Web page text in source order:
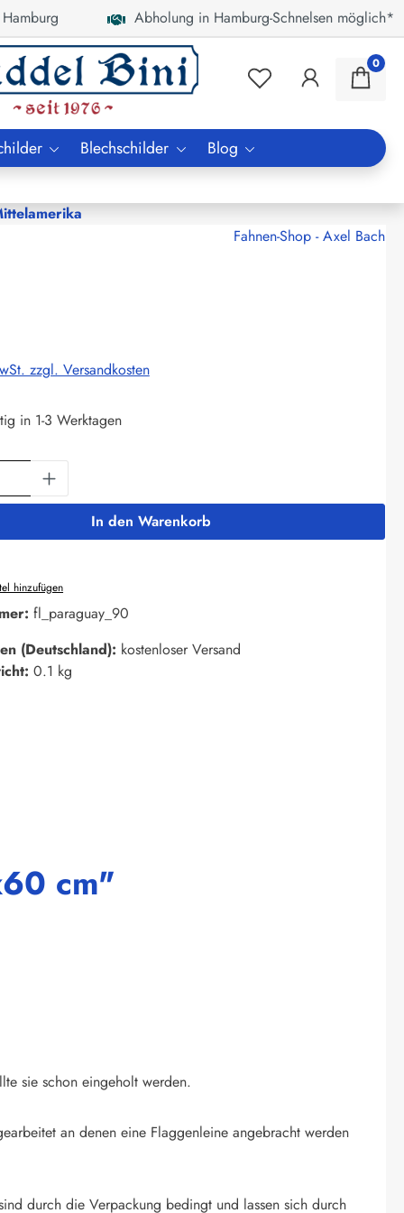
Abholung in Hamburg-Schnelsen möglich*
0
Blechschilder Blog
Fahnen-Shop - Axel Bach
zzgl. Versandkosten
in 1-3 Werktagen
Gib den gewünschten Wert ein
In den Warenkorb
hinzufügen
fl_paraguay_90
(Deutschland): kostenloser Versand
0.1 kg
cm"
sie schon eingeholt werden.
an denen eine Flaggenleine angebracht werden
durch die Verpackung bedingt und lassen sich durch